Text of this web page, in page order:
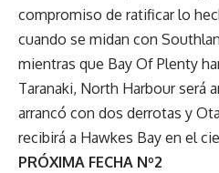
compromiso de ratificar lo
cuando se midan con
mientras que Bay Of Plenty
Taranaki, North Harbour será
arrancó con dos derrotas y
recibirá a Hawkes Bay en el
PRÓXIMA FECHA Nº2